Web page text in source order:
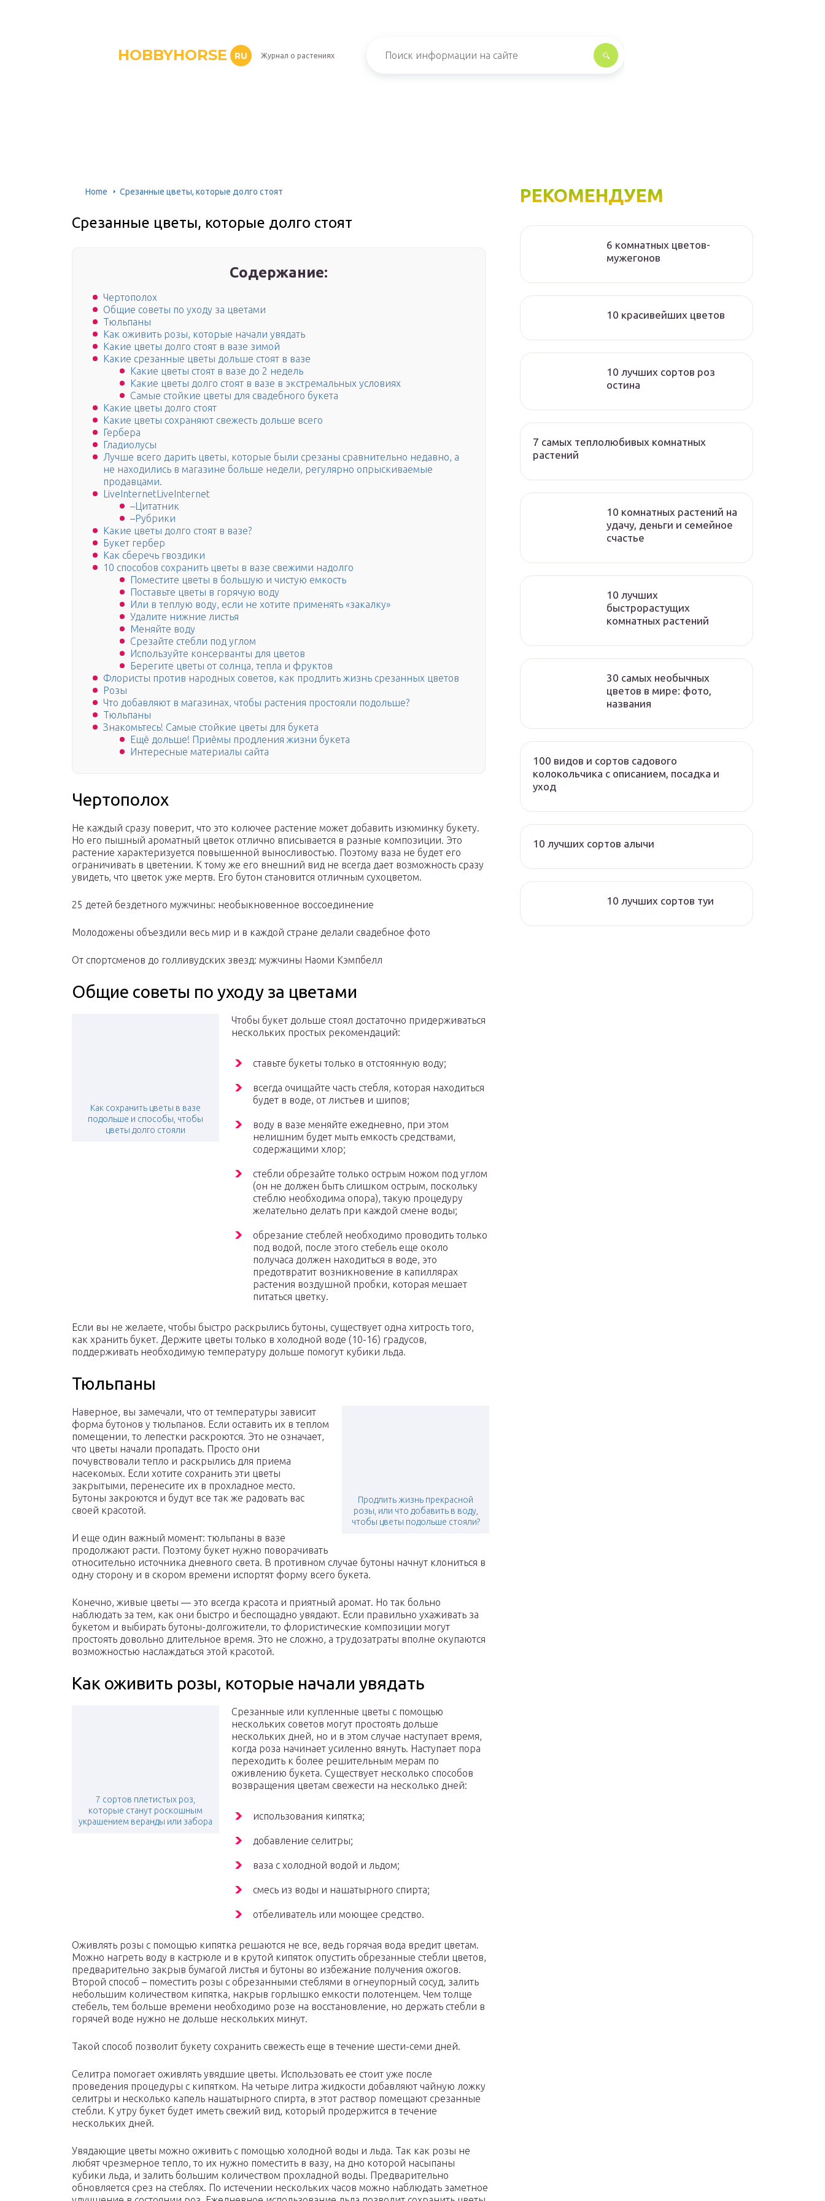
HOBBYHORSE RU Журнал о растениях
Home Срезанные цветы, которые долго стоят
Срезанные цветы, которые долго стоят
Содержание:
Чертополох
Общие советы по уходу за цветами
Тюльпаны
Как оживить розы, которые начали увядать
Какие цветы долго стоят в вазе зимой
Какие срезанные цветы дольше стоят в вазе
Какие цветы стоят в вазе до 2 недель
Какие цветы долго стоят в вазе в экстремальных условиях
Самые стойкие цветы для свадебного букета
Какие цветы долго стоят
Какие цветы сохраняют свежесть дольше всего
Гербера
Гладиолусы
Лучше всего дарить цветы, которые были срезаны сравнительно недавно, а
не находились в магазине больше недели, регулярно опрыскиваемые
продавцами.
LiveInternetLiveInternet
–Цитатник
–Рубрики
Какие цветы долго стоят в вазе?
Букет гербер
Как сберечь гвоздики
10 способов сохранить цветы в вазе свежими надолго
Поместите цветы в большую и чистую емкость
Поставьте цветы в горячую воду
Или в теплую воду, если не хотите применять «закалку»
Удалите нижние листья
Меняйте воду
Срезайте стебли под углом
Используйте консерванты для цветов
Берегите цветы от солнца, тепла и фруктов
Флористы против народных советов, как продлить жизнь срезанных цветов
Розы
Что добавляют в магазинах, чтобы растения простояли подольше?
Тюльпаны
Знакомьтесь! Самые стойкие цветы для букета
Ещё дольше! Приёмы продления жизни букета
Интересные материалы сайта
Чертополох
Не каждый сразу поверит, что это колючее растение может добавить изюминку букету.
Но его пышный ароматный цветок отлично вписывается в разные композиции. Это
растение характеризуется повышенной выносливостью. Поэтому ваза не будет его
ограничивать в цветении. К тому же его внешний вид не всегда дает возможность сразу
увидеть, что цветок уже мертв. Его бутон становится отличным сухоцветом.
25 детей бездетного мужчины: необыкновенное воссоединение
Молодожены объездили весь мир и в каждой стране делали свадебное фото
От спортсменов до голливудских звезд: мужчины Наоми Кэмпбелл
Общие советы по уходу за цветами
Как сохранить цветы в вазе
подольше и способы, чтобы
цветы долго стояли
Чтобы букет дольше стоял достаточно придерживаться
нескольких простых рекомендаций:
ставьте букеты только в отстоянную воду;
всегда очищайте часть стебля, которая находиться
будет в воде, от листьев и шипов;
воду в вазе меняйте ежедневно, при этом
нелишним будет мыть емкость средствами,
содержащими хлор;
стебли обрезайте только острым ножом под углом
(он не должен быть слишком острым, поскольку
стеблю необходима опора), такую процедуру
желательно делать при каждой смене воды;
обрезание стеблей необходимо проводить только
под водой, после этого стебель еще около
получаса должен находиться в воде, это
предотвратит возникновение в капиллярах
растения воздушной пробки, которая мешает
питаться цветку.
Если вы не желаете, чтобы быстро раскрылись бутоны, существует одна хитрость того,
как хранить букет. Держите цветы только в холодной воде (10-16) градусов,
поддерживать необходимую температуру дольше помогут кубики льда.
Тюльпаны
Продлить жизнь прекрасной
розы, или что добавить в воду,
чтобы цветы подольше стояли?
Наверное, вы замечали, что от температуры зависит
форма бутонов у тюльпанов. Если оставить их в теплом
помещении, то лепестки раскроются. Это не означает,
что цветы начали пропадать. Просто они
почувствовали тепло и раскрылись для приема
насекомых. Если хотите сохранить эти цветы
закрытыми, перенесите их в прохладное место.
Бутоны закроются и будут все так же радовать вас
своей красотой.
И еще один важный момент: тюльпаны в вазе
продолжают расти. Поэтому букет нужно поворачивать
относительно источника дневного света. В противном случае бутоны начнут клониться в
одну сторону и в скором времени испортят форму всего букета.
Конечно, живые цветы — это всегда красота и приятный аромат. Но так больно
наблюдать за тем, как они быстро и беспощадно увядают. Если правильно ухаживать за
букетом и выбирать бутоны-долгожители, то флористические композиции могут
простоять довольно длительное время. Это не сложно, а трудозатраты вполне окупаются
возможностью наслаждаться этой красотой.
Как оживить розы, которые начали увядать
7 сортов плетистых роз,
которые станут роскошным
украшением веранды или забора
Срезанные или купленные цветы с помощью
нескольких советов могут простоять дольше
нескольких дней, но и в этом случае наступает время,
когда роза начинает усиленно вянуть. Наступает пора
переходить к более решительным мерам по
оживлению букета. Существует несколько способов
возвращения цветам свежести на несколько дней:
использования кипятка;
добавление селитры;
ваза с холодной водой и льдом;
смесь из воды и нашатырного спирта;
отбеливатель или моющее средство.
Оживлять розы с помощью кипятка решаются не все, ведь горячая вода вредит цветам.
Можно нагреть воду в кастрюле и в крутой кипяток опустить обрезанные стебли цветов,
предварительно закрыв бумагой листья и бутоны во избежание получения ожогов.
Второй способ – поместить розы с обрезанными стеблями в огнеупорный сосуд, залить
небольшим количеством кипятка, накрыв горлышко емкости полотенцем. Чем толще
стебель, тем больше времени необходимо розе на восстановление, но держать стебли в
горячей воде нужно не дольше нескольких минут.
Такой способ позволит букету сохранить свежесть еще в течение шести-семи дней.
Селитра помогает оживлять увядшие цветы. Использовать ее стоит уже после
проведения процедуры с кипятком. На четыре литра жидкости добавляют чайную ложку
селитры и несколько капель нашатырного спирта, в этот раствор помещают срезанные
стебли. К утру букет будет иметь свежий вид, который продержится в течение
нескольких дней.
Увядающие цветы можно оживить с помощью холодной воды и льда. Так как розы не
любят чрезмерное тепло, то их нужно поместить в вазу, на дно которой насыпаны
кубики льда, и залить большим количеством прохладной воды. Предварительно
обновляется срез на стеблях. По истечении нескольких часов можно наблюдать заметное
РЕКОМЕНДУЕМ
6 комнатных цветов-
мужегонов
10 красивейших цветов
10 лучших сортов роз
остина
7 самых теплолюбивых комнатных
растений
10 комнатных растений на
удачу, деньги и семейное
счастье
10 лучших
быстрорастущих
комнатных растений
30 самых необычных
цветов в мире: фото,
названия
100 видов и сортов садового
колокольчика с описанием, посадка и
уход
10 лучших сортов алычи
10 лучших сортов туи